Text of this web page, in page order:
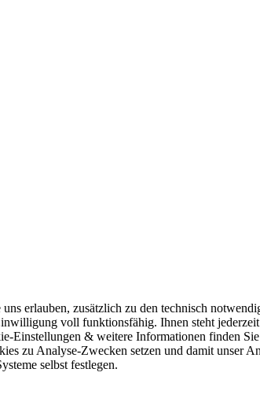
erlauben, zusätzlich zu den technisch
voll funktionsfähig. Ihnen steht
Einstellungen & weitere Informationen finden
zu Analyse-Zwecken setzen und damit unser
selbst festlegen.